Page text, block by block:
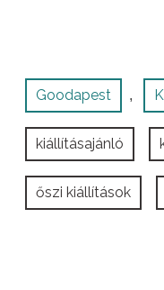
Goodapest ,
kiállításajánló
őszi kiállítások